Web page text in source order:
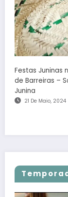
Festas Juninas
de Barreiras –
Junina
21 De Maio, 2024